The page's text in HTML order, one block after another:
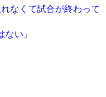
なくて試合が終わって
い」